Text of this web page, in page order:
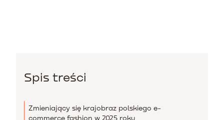
Spis treści
Zmieniający się krajobraz polskiego e-
commerce fashion w 2025 roku